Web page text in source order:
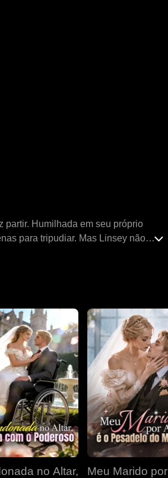
partir. Humilhada em seu próprio
para tripudiar. Mas Linsey não
no Altar,
Meu Marido por